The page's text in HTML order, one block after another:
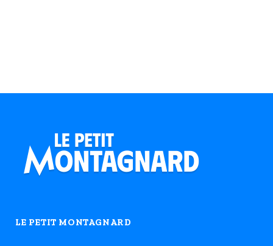
LE PETIT MONTAGNARD